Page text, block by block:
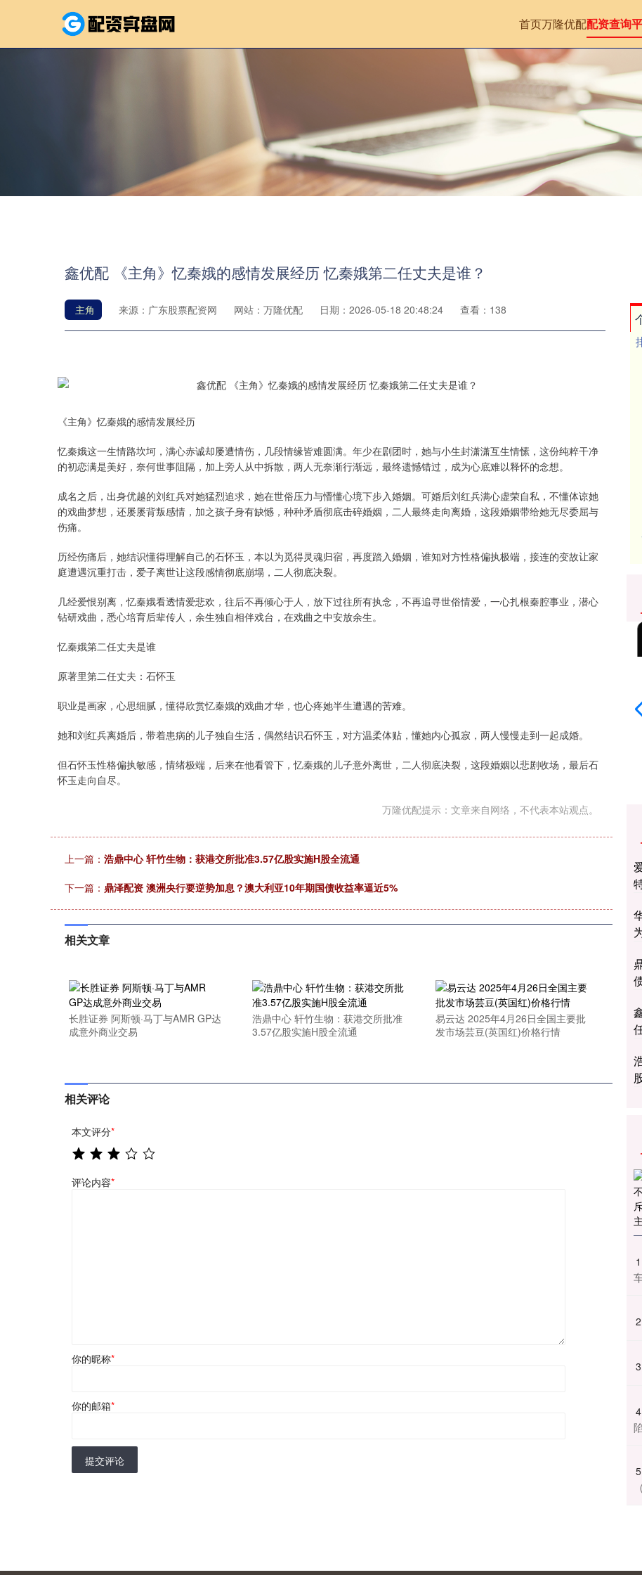
首页万隆优配配资查询
鑫优配 《主角》忆秦娥的感情发展经历 忆秦娥第二任丈夫是谁？
主角 来源：广东股票配资网 网站：万隆优配 日期：2026-05-18 20:48:24 查看：138
《主角》忆秦娥的感情发展经历
忆秦娥这一生情路坎坷，满心赤诚却屡遭情伤，几段情缘皆难圆满。年少在剧团时，她与小生封潇潇互生情愫，这份纯粹干净
的初恋满是美好，奈何世事阻隔，加上旁人从中拆散，两人无奈渐行渐远，最终遗憾错过，成为心底难以释怀的念想。
成名之后，出身优越的刘红兵对她猛烈追求，她在世俗压力与懵懂心境下步入婚姻。可婚后刘红兵满心虚荣自私，不懂体谅她
的戏曲梦想，还屡屡背叛感情，加之孩子身有缺憾，种种矛盾彻底击碎婚姻，二人最终走向离婚，这段婚姻带给她无尽委屈与
伤痛。
历经伤痛后，她结识懂得理解自己的石怀玉，本以为觅得灵魂归宿，再度踏入婚姻，谁知对方性格偏执极端，接连的变故让家
庭遭遇沉重打击，爱子离世让这段感情彻底崩塌，二人彻底决裂。
几经爱恨别离，忆秦娥看透情爱悲欢，往后不再倾心于人，放下过往所有执念，不再追寻世俗情爱，一心扎根秦腔事业，潜心
钻研戏曲，悉心培育后辈传人，余生独自相伴戏台，在戏曲之中安放余生。
忆秦娥第二任丈夫是谁
原著里第二任丈夫：石怀玉
职业是画家，心思细腻，懂得欣赏忆秦娥的戏曲才华，也心疼她半生遭遇的苦难。
她和刘红兵离婚后，带着患病的儿子独自生活，偶然结识石怀玉，对方温柔体贴，懂她内心孤寂，两人慢慢走到一起成婚。
但石怀玉性格偏执敏感，情绪极端，后来在他看管下，忆秦娥的儿子意外离世，二人彻底决裂，这段婚姻以悲剧收场，最后石
怀玉走向自尽。
万隆优配提示：文章来自网络，不代表本站观点。
上一篇： 浩鼎中心 轩竹生物：获港交所批准3.57亿股实施H股全流通
下一篇： 鼎泽配资 澳洲央行要逆势加息？澳大利亚10年期国债收益率逼近5%
相关文章
长胜证券 阿斯顿·马丁与AMR GP达
成意外商业交易
浩鼎中心 轩竹生物：获港交所批准
3.57亿股实施H股全流通
易云达 2025年4月26日全国主要批
发市场芸豆(英国红)价格行情
相关评论
本文评分*
评论内容*
你的昵称*
你的邮箱*
提交评论
0.57% 深证成指
1
2
3
4
5